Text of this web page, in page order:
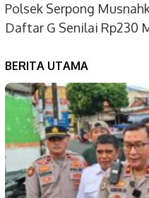
Polsek Serpong
Daftar G Senilai Rp230
BERITA UTAMA